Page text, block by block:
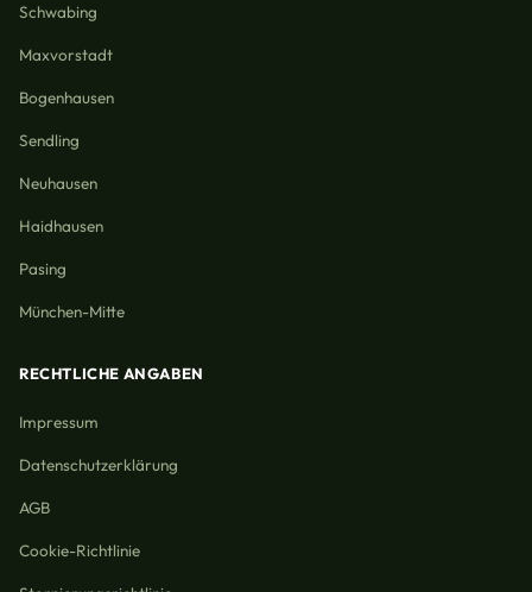
Schwabing
Maxvorstadt
Bogenhausen
Sendling
Neuhausen
Haidhausen
Pasing
München-Mitte
RECHTLICHE ANGABEN
Impressum
Datenschutzerklärung
AGB
Cookie-Richtlinie